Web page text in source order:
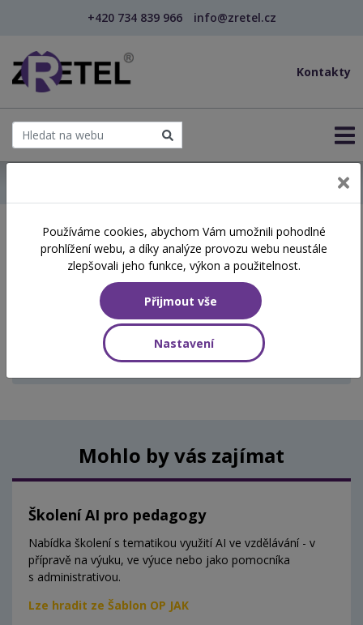
+420 734 839 966 info@zretel.cz
Kontakty
Školení začínající 04. 06.
2026
Aktuálně vypsané termíny
Aktuálně nejsou vypsány žádné termíny.
Mohlo by vás zajímat
Školení AI pro pedagogy
Nabídka školení s tematikou využití AI ve vzdělávání - v
přípravě na výuku, ve výuce nebo jako pomocníka
s administrativou.
Lze hradit ze Šablon OP JAK
Používáme cookies, abychom Vám umožnili pohodlné
prohlížení webu, a díky analýze provozu webu neustále
zlepšovali jeho funkce, výkon a použitelnost.
Přijmout vše
Nastavení